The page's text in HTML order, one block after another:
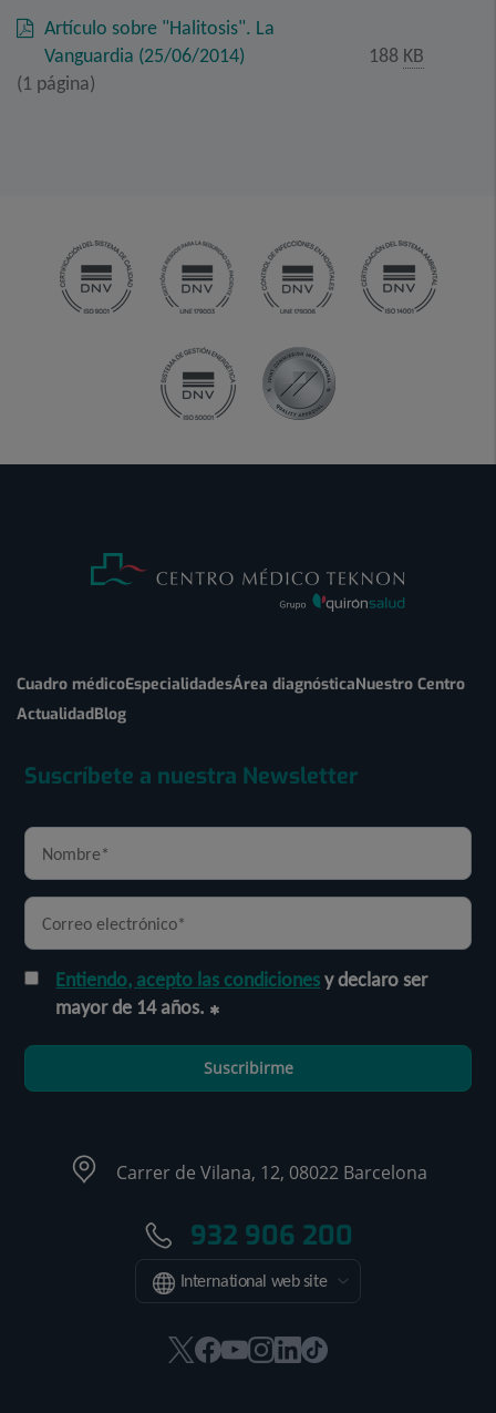
Artículo sobre "Halitosis". La
Vanguardia (25/06/2014)
188 KB
(1 página)
Cuadro médicoEspecialidadesÁrea diagnósticaNuestro Centro
ActualidadBlog
Suscríbete a nuestra Newsletter
Entiendo, acepto las condicionesy declaro ser
mayor de 14 años.
Suscribirme
Carrer de Vilana, 12, 08022 Barcelona
932 906 200
International web site
EsteEsteEsteEsteEsteEnlace